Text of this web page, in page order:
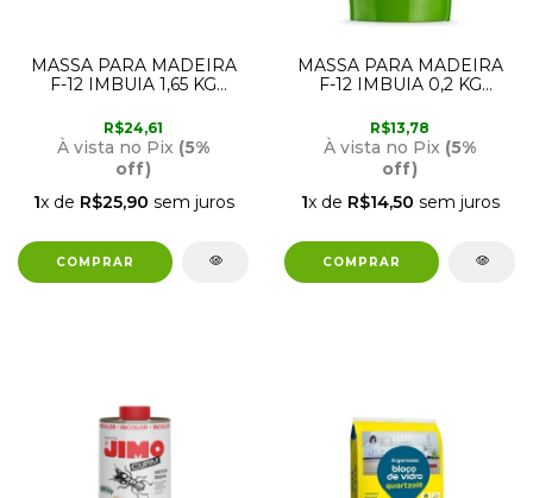
MASSA PARA MADEIRA
F-12 IMBUIA 1,65 KG
R$24,61
À vista no Pix (5%
off)
1x de R$25,90 sem juros
MASSA PARA MADEIRA
F-12 IMBUIA 0,2 KG
R$13,78
À vista no Pix (5%
off)
1x de R$14,50 sem juros